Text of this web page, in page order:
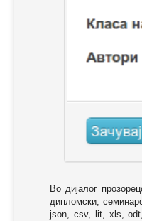
Во дијалог
дипломски,
json, csv, lit, xls,